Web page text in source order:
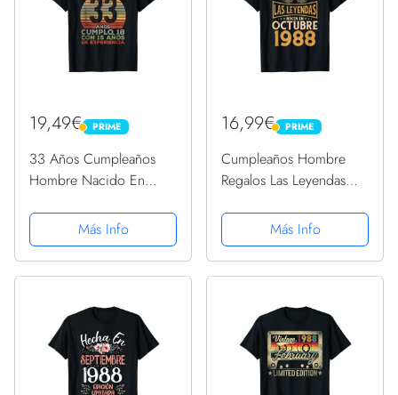
19,49€ PRIME
PRIME
33 Años Cumpleaños
Hombre Nacido En
CamisetaMás Info
16,99€ PRIME
PRIME
Cumpleaños Hombre
Regalos Las Leyendas
Más Info